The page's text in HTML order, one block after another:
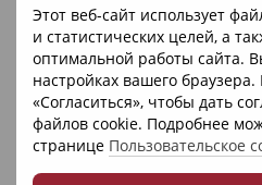
Этот веб-сайт использует
и статистических целей, а
оптимальной работы сайта.
настройках вашего
«Согласиться», чтобы дать
файлов cookie. Подробнее
странице Пользовательское